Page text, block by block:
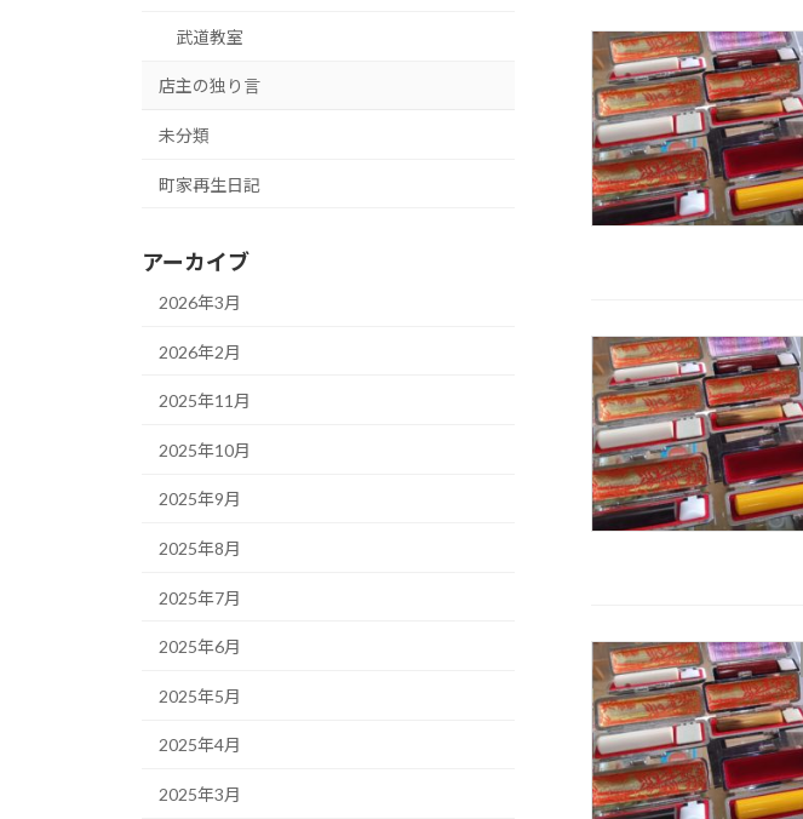
武道教室
店主の独り言
未分類
町家再生日記
アーカイブ
2026年3月
2026年2月
2025年11月
2025年10月
2025年9月
2025年8月
2025年7月
2025年6月
2025年5月
2025年4月
2025年3月